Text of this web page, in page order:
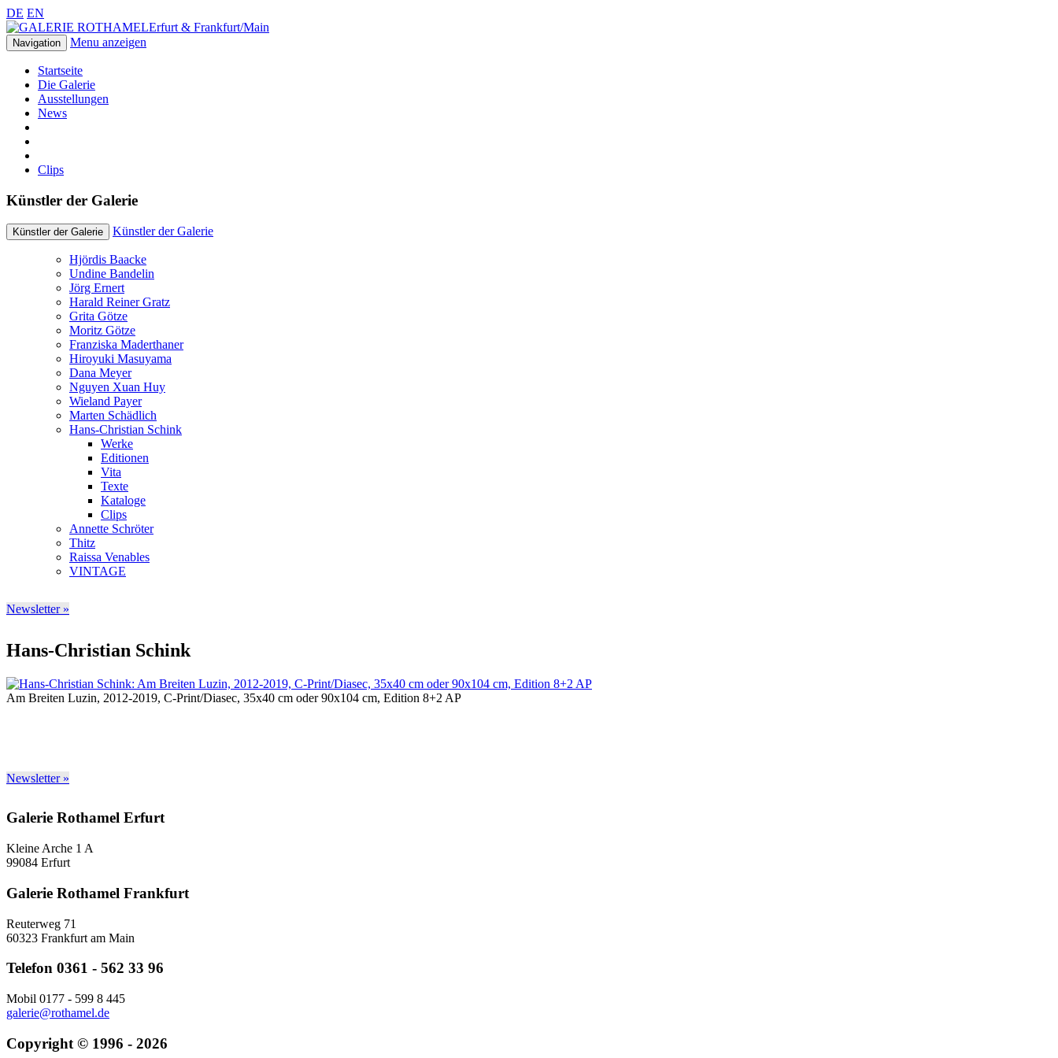
DE EN
Erfurt & Frankfurt/Main
Navigation Menu anzeigen
Startseite
Die Galerie
Ausstellungen
News
Clips
Künstler der Galerie
Künstler der Galerie Künstler der Galerie
Hjördis Baacke
Undine Bandelin
Jörg Ernert
Harald Reiner Gratz
Grita Götze
Moritz Götze
Franziska Maderthaner
Hiroyuki Masuyama
Dana Meyer
Nguyen Xuan Huy
Wieland Payer
Marten Schädlich
Hans-Christian Schink
Werke
Editionen
Vita
Texte
Kataloge
Clips
Annette Schröter
Thitz
Raissa Venables
VINTAGE
Newsletter »
Hans-Christian Schink
Am Breiten Luzin, 2012-2019, C-Print/Diasec, 35x40 cm oder 90x104 cm, Edition 8+2 AP
Newsletter »
Galerie Rothamel Erfurt
Kleine Arche 1 A
99084 Erfurt
Galerie Rothamel Frankfurt
Reuterweg 71
60323 Frankfurt am Main
Telefon 0361 - 562 33 96
Mobil 0177 - 599 8 445
galerie@rothamel.de
Copyright © 1996 - 2026